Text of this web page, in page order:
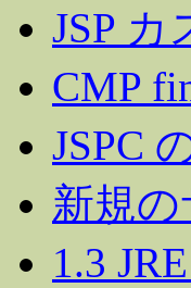
JSP
CMP
JSPC
新規
1.3